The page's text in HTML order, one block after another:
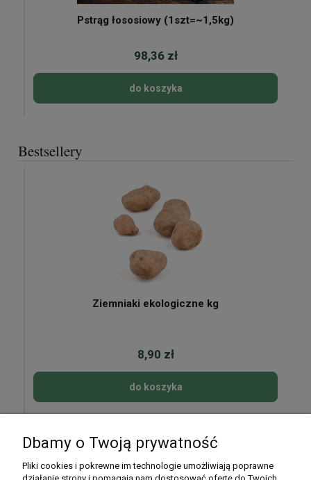
Pstrąg łososiowy (1szt=~1,5kg)
98,36 zł
do koszyka
Bestsellery
Ziemniaki ekologiczne kg
8,90 zł
do koszyka
Dbamy o Twoją prywatność
Pliki cookies i pokrewne im technologie umożliwiają poprawne